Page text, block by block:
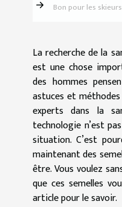
Bon pour les skieurs
La recherche de la
est une chose
des hommes
astuces et
experts dans la
technologie n’est
situation. C’est
maintenant des
être. Vous voulez
que ces semelles
article pour le savoir.